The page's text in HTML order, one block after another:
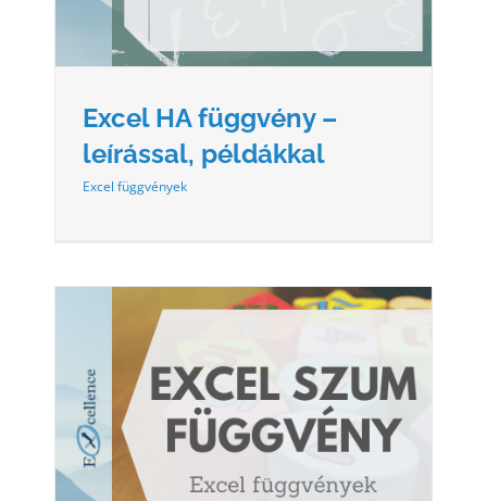
Excel HA függvény –
leírással, példákkal
Excel függvények